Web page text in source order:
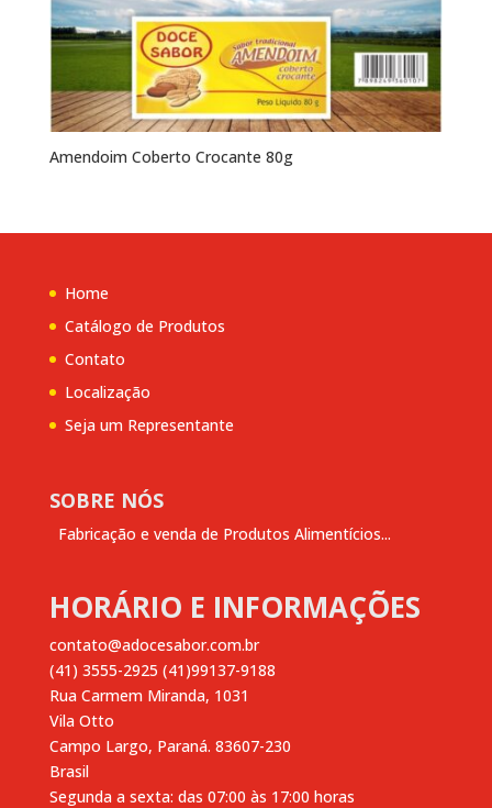
Amendoim Coberto Crocante 80g
Home
Catálogo de Produtos
Contato
Localização
Seja um Representante
SOBRE NÓS
Fabricação e venda de Produtos Alimentícios...
HORÁRIO E INFORMAÇÕES
contato@adocesabor.com.br
(41) 3555-2925 (41)99137-9188
Rua Carmem Miranda, 1031
Vila Otto
Campo Largo, Paraná. 83607-230
Brasil
Segunda a sexta: das 07:00 às 17:00 horas